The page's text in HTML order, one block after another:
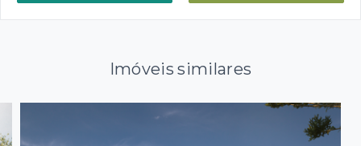
Imóveis similares